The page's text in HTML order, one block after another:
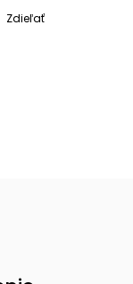
Zdieľať